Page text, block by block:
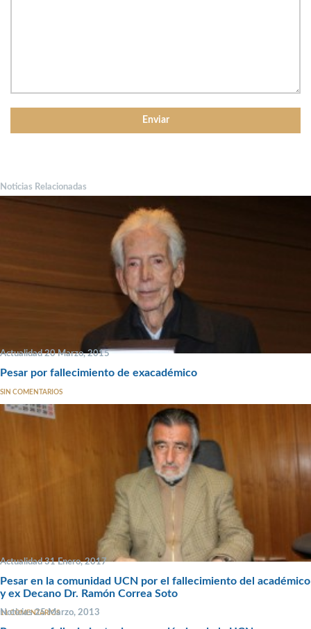
Noticias Relacionadas
Actualidad 20 Marzo, 2015
Pesar por fallecimiento de exacadémico
SIN COMENTARIOS
Actualidad 31 Enero, 2017
Pesar en la comunidad UCN por el fallecimiento del académico
y ex Decano Dr. Ramón Correa Soto
11 COMENTARIOS
Noticias 25 Marzo, 2013